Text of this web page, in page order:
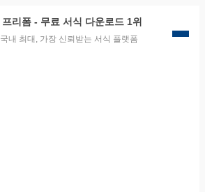
프리폼 - 무료 서식 다운로드 1위
국내 최대, 가장 신뢰받는 서식 플랫폼